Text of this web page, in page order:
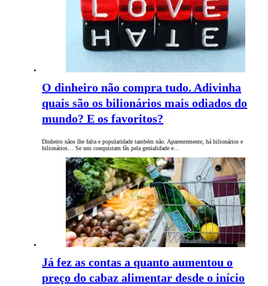
O dinheiro não compra tudo. Adivinha
quais são os bilionários mais odiados do
mundo? E os favoritos?
Dinheiro nãos lhe falta e popularidade também não. Aparentemente, há bilionários e
bilionários… Se uns conquistam fãs pela genialidade e…
Já fez as contas a quanto aumentou o
preço do cabaz alimentar desde o início